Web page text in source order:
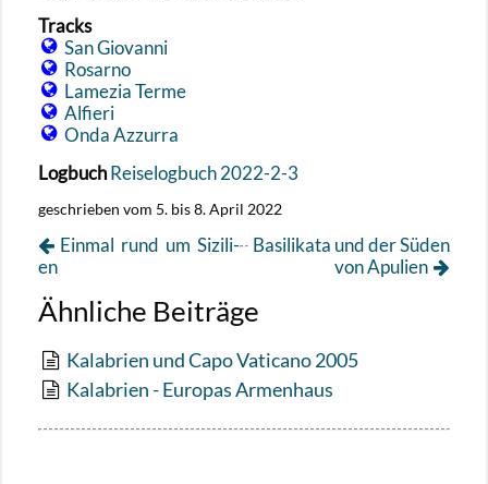
Tracks
San Gio­van­ni
Ro­sar­no
La­me­zia Terme
Al­fie­ri
Onda Az­zur­ra
Log­buchRei­se­log­buch 2022-2-3
ge­schrie­ben vom 5. bis 8. April 2022
Ba­si­li­ka­ta und der Süden
von Apu­li­en
Ein­mal rund um Si­zi­li­
en
Ähnliche Beiträge
Kalabrien und Capo Vaticano 2005
Kalabrien - Europas Armenhaus